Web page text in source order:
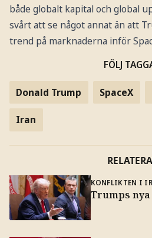
både globalt kapital och global
svårt att se något annat än att
trend på marknaderna inför
FÖLJ
Donald Trump SpaceX
Iran
KONFLIKTEN I
Trumps